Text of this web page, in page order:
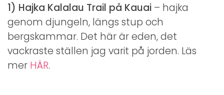
1) Hajka Kalalau Trail på Kauai – hajka
genom djungeln, längs stup och
bergskammar. Det här är eden, det
vackraste ställen jag varit på jorden. Läs
mer HÄR.